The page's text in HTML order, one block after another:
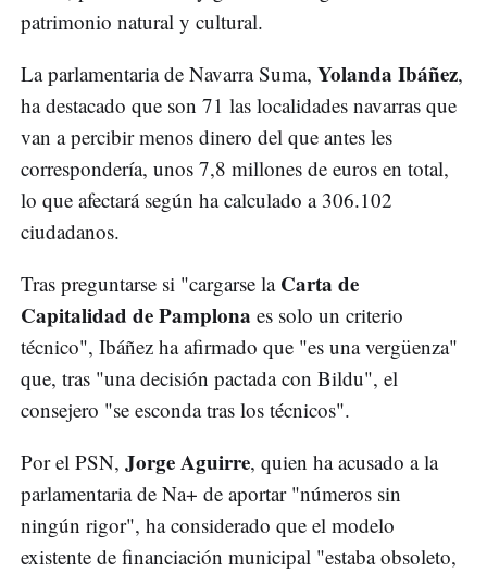
patrimonio natural y cultural.
La parlamentaria de Navarra Suma, Yolanda Ibáñez,
ha destacado que son 71 las localidades navarras que
van a percibir menos dinero del que antes les
correspondería, unos 7,8 millones de euros en total,
lo que afectará según ha calculado a 306.102
ciudadanos.
Tras preguntarse si "cargarse la Carta de
Capitalidad de Pamplona es solo un criterio
técnico", Ibáñez ha afirmado que "es una vergüenza"
que, tras "una decisión pactada con Bildu", el
consejero "se esconda tras los técnicos".
Por el PSN, Jorge Aguirre, quien ha acusado a la
parlamentaria de Na+ de aportar "números sin
ningún rigor", ha considerado que el modelo
existente de financiación municipal "estaba obsoleto,